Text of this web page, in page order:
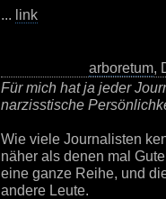
... link
arboretum,
Für mich hat ja jeder
narzisstische
Wie viele Journalisten
näher als denen mal
eine ganze Reihe, und
andere Leute.